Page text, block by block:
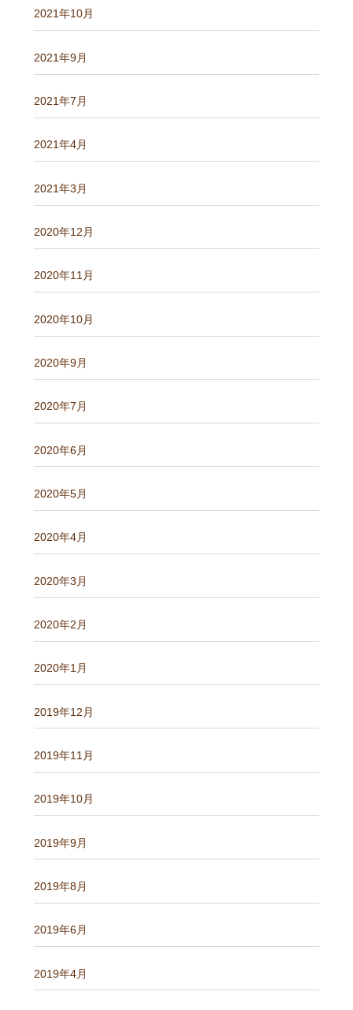
2021年10月
2021年9月
2021年7月
2021年4月
2021年3月
2020年12月
2020年11月
2020年10月
2020年9月
2020年7月
2020年6月
2020年5月
2020年4月
2020年3月
2020年2月
2020年1月
2019年12月
2019年11月
2019年10月
2019年9月
2019年8月
2019年6月
2019年4月